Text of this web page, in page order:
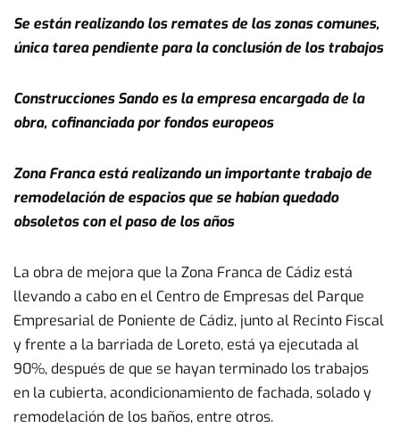
Se están realizando los remates de las zonas comunes,
única tarea pendiente para la conclusión de los trabajos
Construcciones Sando es la empresa encargada de la
obra, cofinanciada por fondos europeos
Zona Franca está realizando un importante trabajo de
remodelación de espacios que se habían quedado
obsoletos con el paso de los años
La obra de mejora que la Zona Franca de Cádiz está
llevando a cabo en el Centro de Empresas del Parque
Empresarial de Poniente de Cádiz, junto al Recinto Fiscal
y frente a la barriada de Loreto, está ya ejecutada al
90%, después de que se hayan terminado los trabajos
en la cubierta, acondicionamiento de fachada, solado y
remodelación de los baños, entre otros.